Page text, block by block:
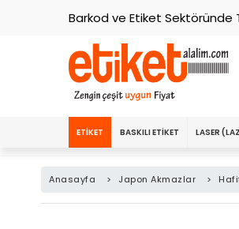
Barkod ve Etiket Sektöründe
ETIKET BASKILI ETIKET LASER
Anasayfa > Japon Akmazlar >